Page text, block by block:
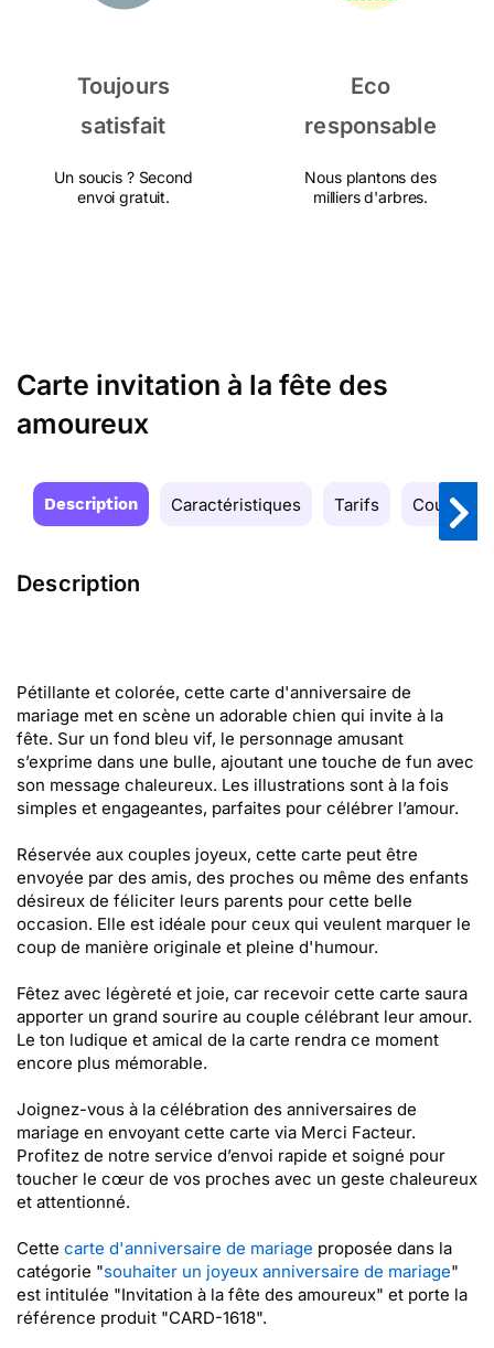
Toujours
satisfait
Un soucis ? Second
envoi gratuit.
Eco
responsable
Nous plantons des
milliers d'arbres.
Carte invitation à la fête des
amoureux
Description Caractéristiques Tarifs Couleurs
Description
Pétillante et colorée, cette carte d'anniversaire de
mariage met en scène un adorable chien qui invite à la
fête. Sur un fond bleu vif, le personnage amusant
s’exprime dans une bulle, ajoutant une touche de fun avec
son message chaleureux. Les illustrations sont à la fois
simples et engageantes, parfaites pour célébrer l’amour.
Réservée aux couples joyeux, cette carte peut être
envoyée par des amis, des proches ou même des enfants
désireux de féliciter leurs parents pour cette belle
occasion. Elle est idéale pour ceux qui veulent marquer le
coup de manière originale et pleine d'humour.
Fêtez avec légèreté et joie, car recevoir cette carte saura
apporter un grand sourire au couple célébrant leur amour.
Le ton ludique et amical de la carte rendra ce moment
encore plus mémorable.
Joignez-vous à la célébration des anniversaires de
mariage en envoyant cette carte via Merci Facteur.
Profitez de notre service d’envoi rapide et soigné pour
toucher le cœur de vos proches avec un geste chaleureux
et attentionné.
Cette carte d'anniversaire de mariage proposée dans la
catégorie "souhaiter un joyeux anniversaire de mariage"
est intitulée "Invitation à la fête des amoureux" et porte la
référence produit "CARD-1618".